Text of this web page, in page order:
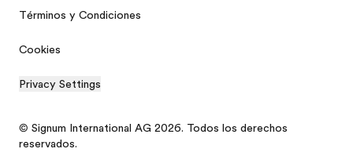
Términos y Condiciones
Cookies
Privacy Settings
© Signum International AG 2026. Todos los derechos
reservados.